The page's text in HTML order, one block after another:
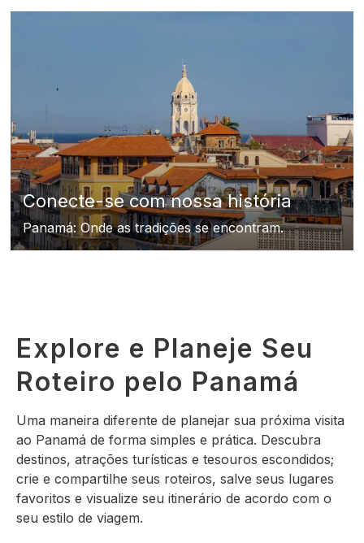
Conecte-se com nossa história
Panamá: Onde as tradições se encontram.
Explore e Planeje Seu
Roteiro pelo Panamá
Uma maneira diferente de planejar sua próxima visita
ao Panamá de forma simples e prática. Descubra
destinos, atrações turísticas e tesouros escondidos;
crie e compartilhe seus roteiros, salve seus lugares
favoritos e visualize seu itinerário de acordo com o
seu estilo de viagem.